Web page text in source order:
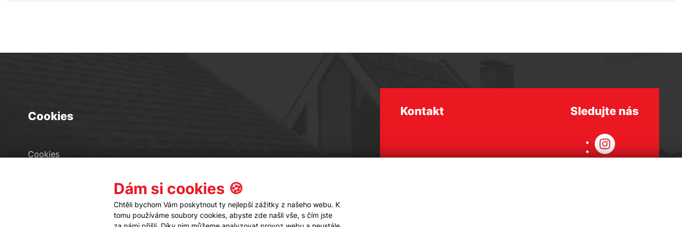
Cookies
Cookies
Kontakt Sledujte nás
Dám si cookies 🍪
Chtěli bychom Vám poskytnout ty nejlepší zážitky z našeho webu. K
tomu používáme soubory cookies, abyste zde našli vše, s čím jste